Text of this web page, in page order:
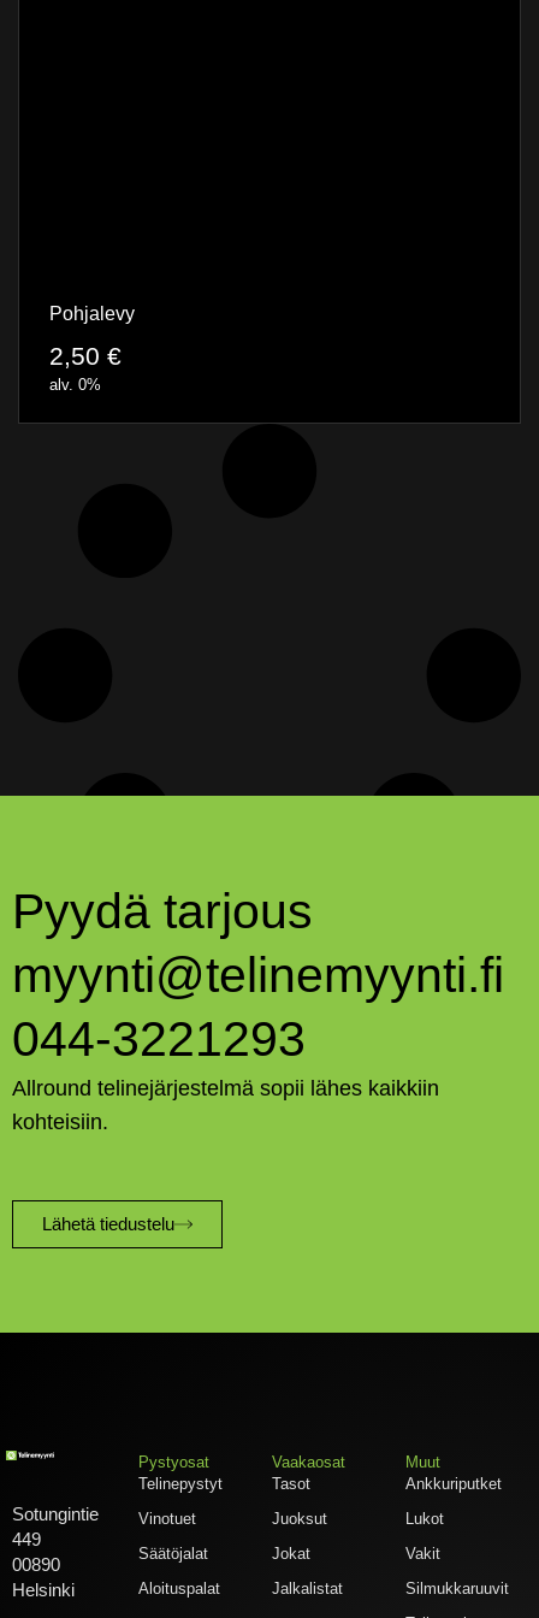
Pohjalevy
2,50 €
alv. 0%
Pyydä tarjous
myynti@telinemyynti.fi
044-3221293
Allround telinejärjestelmä sopii lähes kaikkiin
kohteisiin.
Lähetä tiedustelu
Sotungintie
449
00890
Helsinki
Pystyosat
Telinepystyt
Vinotuet
Säätöjalat
Aloituspalat
Vaakaosat
Tasot
Juoksut
Jokat
Jalkalistat
Muut
Ankkuriputket
Lukot
Vakit
Silmukkaruuvit